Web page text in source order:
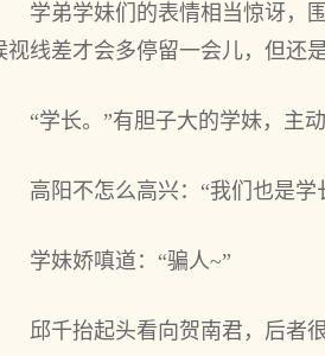
学弟学妹们的表情相当惊讶，
视线差才会多停留一会儿，但还
“学长。”有胆子大的学妹，主
高阳不怎么高兴：“我们也是
学妹娇嗔道：“骗人~”
邱千抬起头看向贺南君，后者